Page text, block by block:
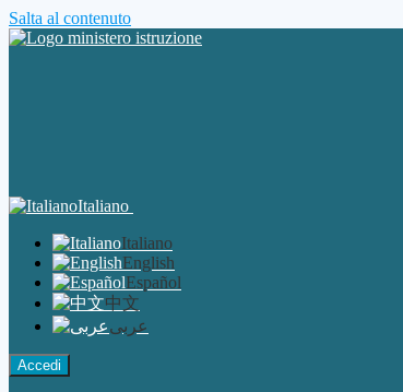
Salta al contenuto
Italiano
Italiano
English
Español
中文
عربى
Accedi